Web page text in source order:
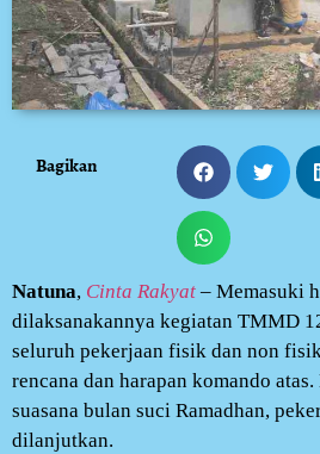
Bagikan
Natuna, Cinta Rakyat – Memasuki
dilaksanakannya kegiatan TMMD
seluruh pekerjaan fisik dan non
rencana dan harapan komando
suasana bulan suci Ramadhan,
dilanjutkan.